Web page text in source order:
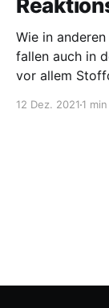
Wie in
fallen auch in
vor allem
12 Dez. 2021 1